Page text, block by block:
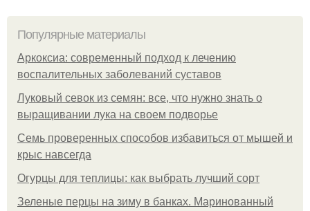
Популярные материалы
Аркоксиа: современный подход к лечению
воспалительных заболеваний суставов
Луковый севок из семян: все, что нужно знать о
выращивании лука на своем подворье
Семь проверенных способов избавиться от мышей и
крыс навсегда
Огурцы для теплицы: как выбрать лучший сорт
Зеленые перцы на зиму в банках. Маринованный